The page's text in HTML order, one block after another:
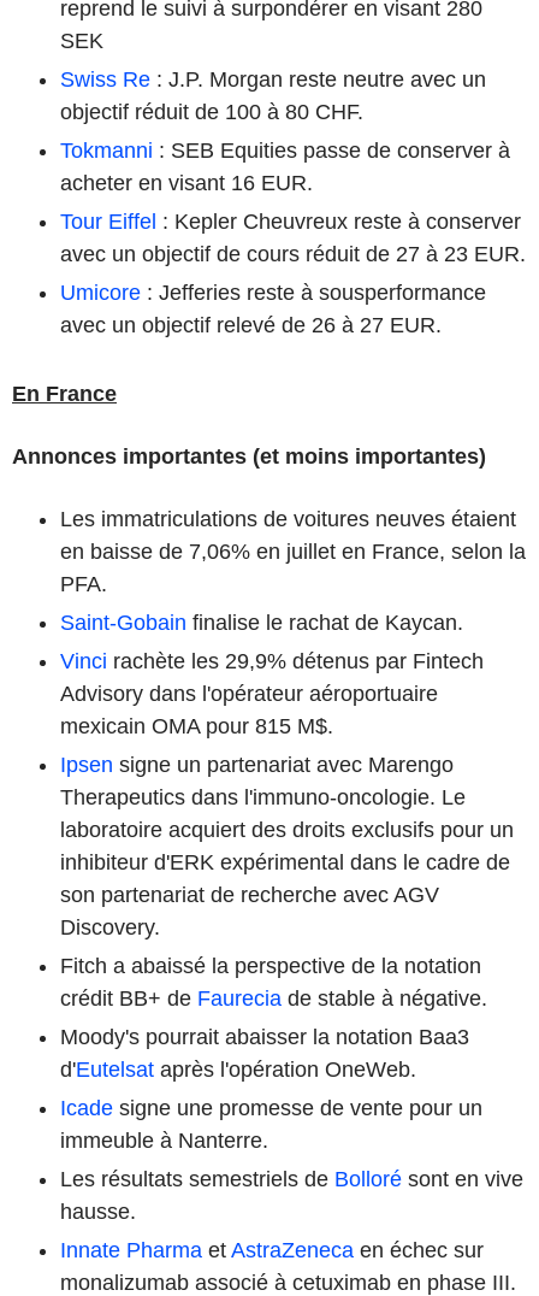
reprend le suivi à surpondérer en visant 280
SEK
Swiss Re : J.P. Morgan reste neutre avec un
objectif réduit de 100 à 80 CHF.
Tokmanni : SEB Equities passe de conserver à
acheter en visant 16 EUR.
Tour Eiffel : Kepler Cheuvreux reste à conserver
avec un objectif de cours réduit de 27 à 23 EUR.
Umicore : Jefferies reste à sousperformance
avec un objectif relevé de 26 à 27 EUR.
En France
Annonces importantes (et moins importantes)
Les immatriculations de voitures neuves étaient
en baisse de 7,06% en juillet en France, selon la
PFA.
Saint-Gobain finalise le rachat de Kaycan.
Vinci rachète les 29,9% détenus par Fintech
Advisory dans l'opérateur aéroportuaire
mexicain OMA pour 815 M$.
Ipsen signe un partenariat avec Marengo
Therapeutics dans l'immuno-oncologie. Le
laboratoire acquiert des droits exclusifs pour un
inhibiteur d'ERK expérimental dans le cadre de
son partenariat de recherche avec AGV
Discovery.
Fitch a abaissé la perspective de la notation
crédit BB+ de Faurecia de stable à négative.
Moody's pourrait abaisser la notation Baa3
d'Eutelsat après l'opération OneWeb.
Icade signe une promesse de vente pour un
immeuble à Nanterre.
Les résultats semestriels de Bolloré sont en vive
hausse.
Innate Pharma et AstraZeneca en échec sur
monalizumab associé à cetuximab en phase III.